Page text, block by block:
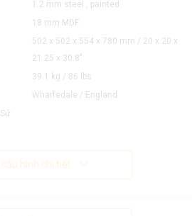
1.2 mm steel , painted
18 mm MDF
502 x 502 x 554 x 780 mm / 20 x 20 x
21.25 x 30.8"
39.1 kg / 86 lbs
Wharfedale / England
hình chi tiết